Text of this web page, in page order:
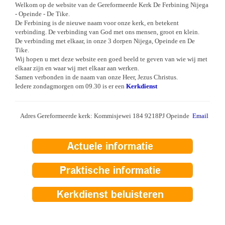
Welkom op de website van de Gereformeerde Kerk De Ferbining Nijega
- Opeinde - De Tike.
De Ferbining is de nieuwe naam voor onze kerk, en betekent
verbinding. De verbinding van God met ons mensen, groot en klein.
De verbinding met elkaar, in onze 3 dorpen Nijega, Opeinde en De
Tike.
Wij hopen u met deze website een goed beeld te geven van wie wij met
elkaar zijn en waar wij met elkaar aan werken.
Samen verbonden in de naam van onze Heer, Jezus Christus.
Iedere zondagmorgen om 09.30 is er een Kerkdienst
Adres Gereformeerde kerk: Kommisjewei 184 9218PJ Opeinde Email